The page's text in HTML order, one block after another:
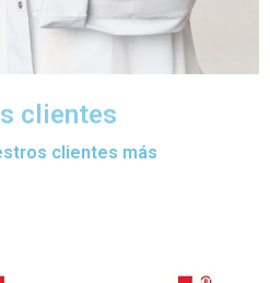
clientes
clientes más